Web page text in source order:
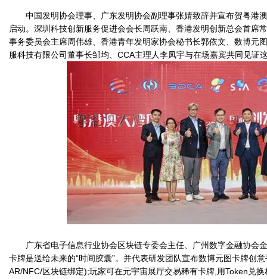
中国发明协会理事、广东发明协会副理事张婧致辞并宣布贺粤港
启动。深圳科技创新服务促进会会长周跃南、香港发明创新总会首席
事务委员会主席周伟雄、香港青年发明家协会秘书长郭依文、数博元
服科技有限公司董事长邹均、CCA主理人李凤宇与在场嘉宾共同见证
广东省电子信息行业协会区块链专委会主任、广州数字金融协会
卡牌是送给未来的“时间胶囊”。并代表研发团队宣布数博元图卡牌创
AR/NFC/区块链绑定);玩家可在元宇宙展厅交易稀有卡牌,用Token兑